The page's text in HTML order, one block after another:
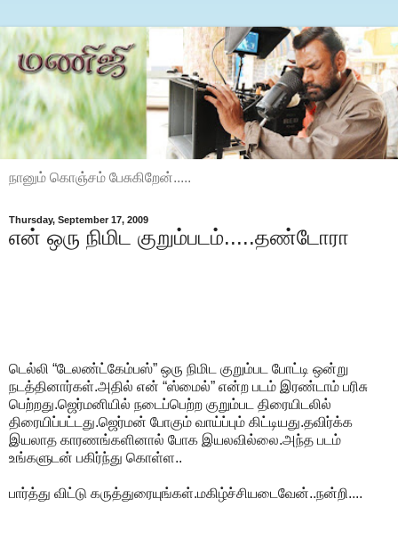
நானும் கொஞ்சம் பேசுகிறேன்.....
Thursday, September 17, 2009
என் ஒரு நிமிட குறும்படம்.....தண்டோரா
டெல்லி “டேலண்ட்கேம்பஸ்” ஒரு நிமிட குறும்பட போட்டி ஒன்று
நடத்தினார்கள்.அதில் என் “ஸ்மைல்” என்ற படம் இரண்டாம் பரிசு
பெற்றது.ஜெர்மனியில் நடைப்பெற்ற குறும்பட திரையிடலில்
திரையிப்பட்டது.ஜெர்மன் போகும் வாய்ப்பும் கிட்டியது.தவிர்க்க
இயலாத காரணங்களினால் போக இயலவில்லை.அந்த படம்
உங்களுடன் பகிர்ந்து கொள்ள..
பார்த்து விட்டு கருத்துரையுங்கள்.மகிழ்ச்சியடைவேன்..நன்றி....